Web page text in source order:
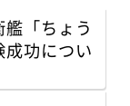
「ちょう
功につい